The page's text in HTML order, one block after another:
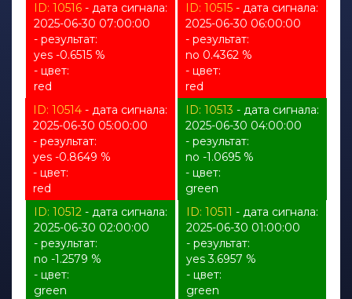
ID: 10516 - дата сигнала:
2025-06-30 07:00:00
- результат:
yes -0.6515 %
- цвет:
red
ID: 10515 - дата сигнала:
2025-06-30 06:00:00
- результат:
no 0.4362 %
- цвет:
red
ID: 10514 - дата сигнала:
2025-06-30 05:00:00
- результат:
yes -0.8649 %
- цвет:
red
ID: 10513 - дата сигнала:
2025-06-30 04:00:00
- результат:
no -1.0695 %
- цвет:
green
ID: 10512 - дата сигнала:
2025-06-30 02:00:00
- результат:
no -1.2579 %
- цвет:
green
ID: 10511 - дата сигнала:
2025-06-30 01:00:00
- результат:
yes 3.6957 %
- цвет:
green